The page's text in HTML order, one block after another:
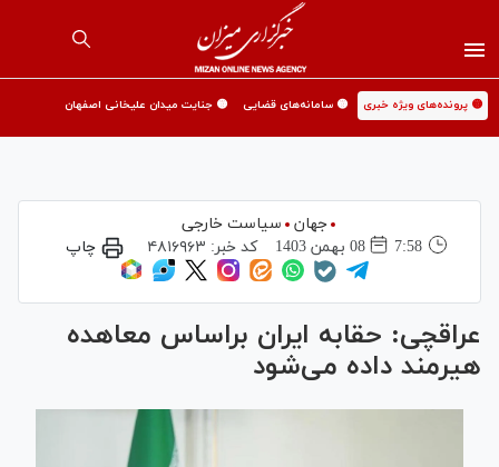
🟡 پرونده‌های ویژه خبری 🟡 سامانه‌های قضایی 🟡 جنایت میدان علیخانی اصفهان
جهان
سیاست خارجی
7:58
08 بهمن 1403 کد خبر: ۴۸۱۶۹۶۳ چاپ
عراقچی: حقابه ایران براساس معاهده
هیرمند داده می‌شود